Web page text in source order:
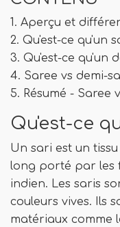
1. Aperçu et
2. Qu'est-ce qu'un
3. Qu'est-ce qu'un
4. Saree vs demi-
5. Résumé - Saree
Qu'est-ce
Un sari est un
long porté par les
indien. Les saris
couleurs vives. Ils
matériaux comme